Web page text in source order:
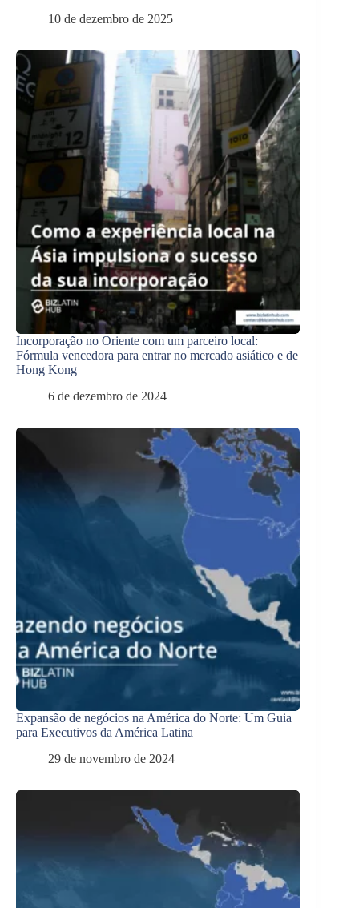
10 de dezembro de 2025
Incorporação no Oriente com um parceiro local:
Fórmula vencedora para entrar no mercado asiático e de
Hong Kong
6 de dezembro de 2024
Expansão de negócios na América do Norte: Um Guia
para Executivos da América Latina
29 de novembro de 2024